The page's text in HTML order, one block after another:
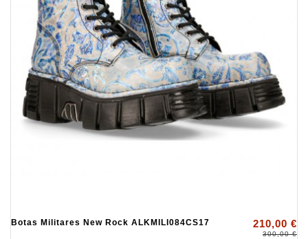
Botas Militares New Rock ALKMILI084CS17 210,00 €
300,00 €